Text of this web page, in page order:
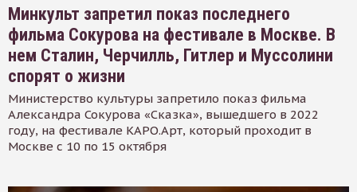
Минкульт запретил показ последнего
фильма Сокурова на фестивале в Москве. В
нем Сталин, Черчилль, Гитлер и Муссолини
спорят о жизни
Министерство культуры запретило показ фильма
Александра Сокурова «Сказка», вышедшего в 2022
году, на фестивале КАРО.Арт, который проходит в
Москве с 10 по 15 октября